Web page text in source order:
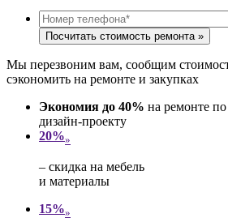
Мы перезвоним вам, сообщим
сэкономить на ремонте и закупках
Экономия до 40% на ремонте
дизайн-проекту
20%»
– скидка на мебель
и материалы
15%»